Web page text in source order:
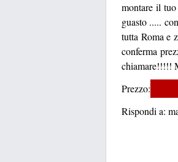
montare il
guasto .....
tutta Roma e
conferma
chiamare!!!!!
Prezzo:
Rispondi a: